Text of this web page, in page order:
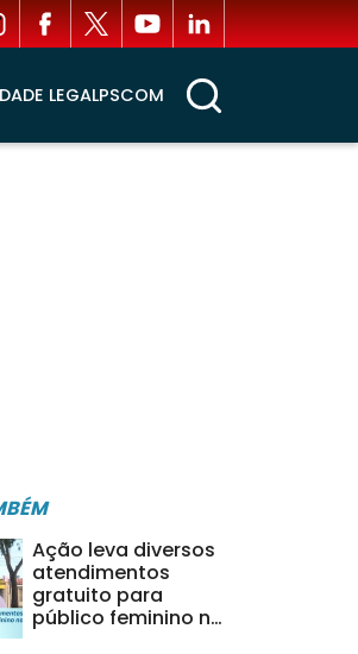
LEGALPSCOM
Ação leva diversos
atendimentos
gratuito para
público feminino no